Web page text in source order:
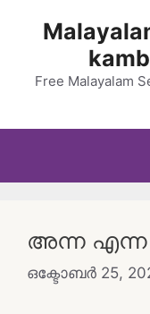
Free Malayalam
അന്ന എന്ന
ഒക്ടോബർ 25,